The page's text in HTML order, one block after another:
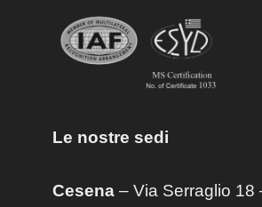
Le nostre sedi
Cesena– Via Serraglio 18